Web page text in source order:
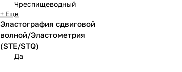
Чреспищеводный
+ Еще
Эластография сдвиговой
волной/Эластометрия
(STE/STQ)
Да